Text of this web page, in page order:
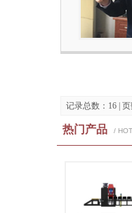
记录总数：16 |
热门产品 /